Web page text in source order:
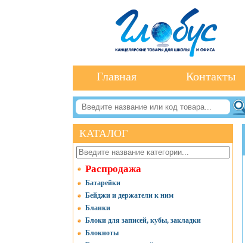
Главная Контакты
КАТАЛОГ
Распродажа
Батарейки
Бейджи и держатели к ним
Бланки
Блоки для записей, кубы, закладки
Блокноты